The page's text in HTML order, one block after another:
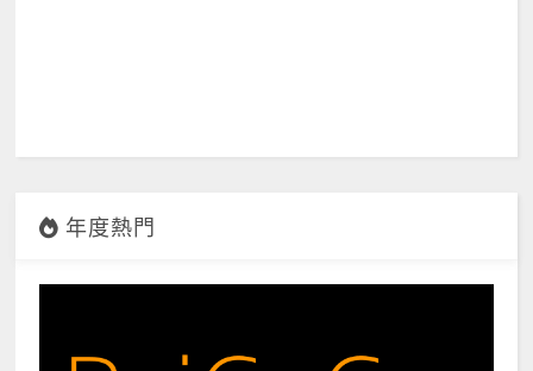
年度熱門